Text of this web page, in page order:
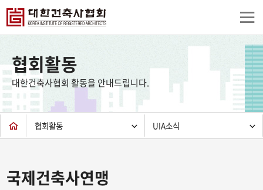
텐
츠
하
단
협회활동
대한건축사협회 활동을 안내드립니다.
협회활동 UIA소식
국제건축사연맹